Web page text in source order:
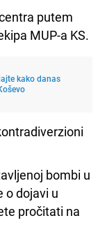
putem
MUP-a KS.
kako danas
bombi u
o dojavi u
pročitati na